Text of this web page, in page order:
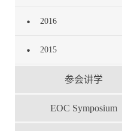
2016
2015
参会讲学
EOC Symposium